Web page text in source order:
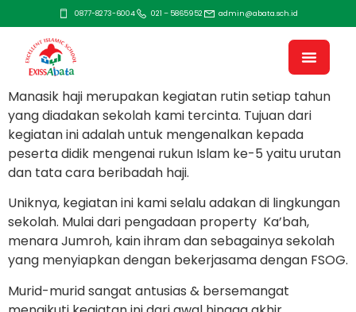
0877-8273-6004 021 – 5865952 admin@abata.sch.id
Manasik haji merupakan kegiatan rutin setiap tahun
yang diadakan sekolah kami tercinta. Tujuan dari
kegiatan ini adalah untuk mengenalkan kepada
peserta didik mengenai rukun Islam ke-5 yaitu urutan
dan tata cara beribadah haji.
Uniknya, kegiatan ini kami selalu adakan di lingkungan
sekolah. Mulai dari pengadaan property Ka’bah,
menara Jumroh, kain ihram dan sebagainya sekolah
yang menyiapkan dengan bekerjasama dengan FSOG.
Murid-murid sangat antusias & bersemangat